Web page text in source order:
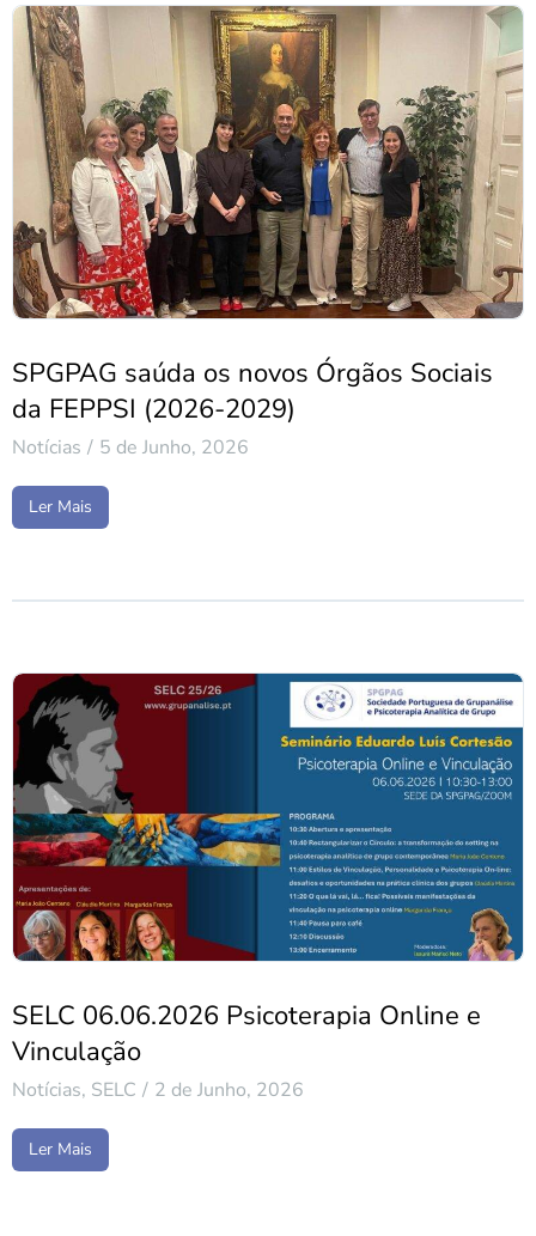
SPGPAG saúda os novos Órgãos Sociais
da FEPPSI (2026-2029)
Notícias 5 de Junho, 2026
Ler Mais
SELC 06.06.2026 Psicoterapia Online e
Vinculação
Notícias, SELC 2 de Junho, 2026
Ler Mais